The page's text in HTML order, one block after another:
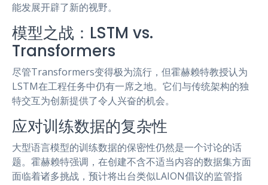
能发展开辟了新的视野。
模型之战：LSTM vs.
Transformers
尽管Transformers变得极为流行，但霍赫赖特教授认为
LSTM在工程任务中仍有一席之地。它们与传统架构的独
特交互为创新提供了令人兴奋的机会。
应对训练数据的复杂性
大型语言模型的训练数据的保密性仍然是一个讨论的话
题。霍赫赖特强调，在创建不含不适当内容的数据集方面
面临着诸多挑战，预计将出台类似LAION倡议的监管指